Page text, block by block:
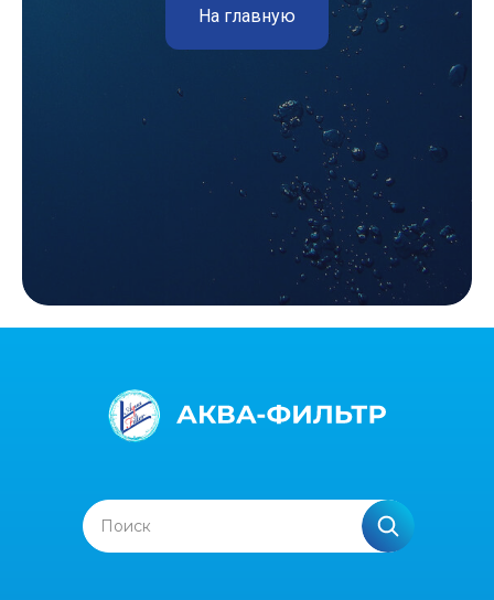
На главную
Поиск